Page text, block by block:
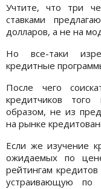
Учтите, что три
ставками
долларов, а не на
Но все-таки
кредитные
После чего
кредитчиков
образом, не из
на рынке
Если же изучение
ожидаемых по
рейтингам
устраивающую